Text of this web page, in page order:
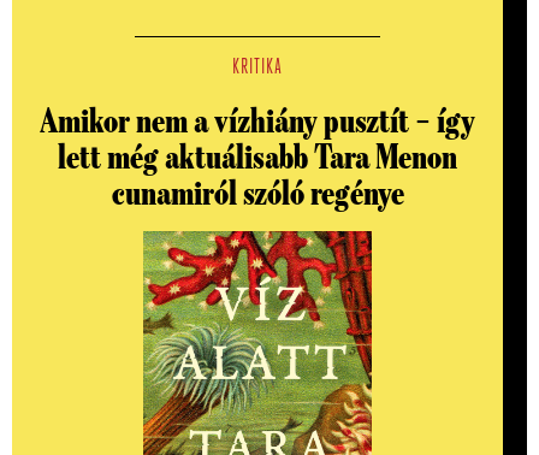
KRITIKA
Amikor nem a vízhiány pusztít – így
lett még aktuálisabb Tara Menon
cunamiról szóló regénye